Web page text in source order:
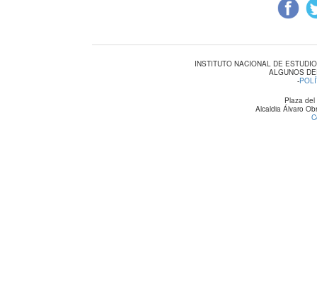
INSTITUTO NACIONAL DE
ALGUNOS
-
Plaza
Alcaldia Álvaro